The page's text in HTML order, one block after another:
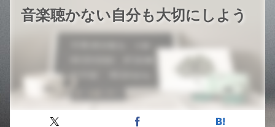
音楽聴かない自分も大切にしよう